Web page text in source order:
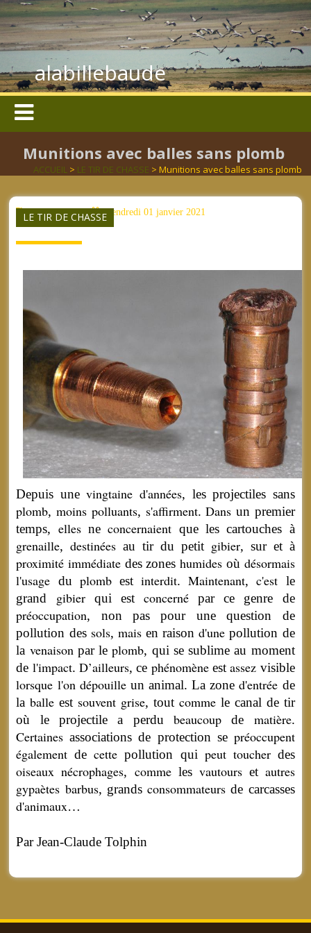
alabillebaude
Munitions avec balles sans plomb
ACCUEIL> LE TIR DE CHASSE > Munitions avec balles sans plomb
LE TIR DE CHASSE
aucun mot clé vendredi 01 janvier 2021
Depuis unevingtaine d'années, les projectiles sans
plomb,moins polluants, s'affirment.Dans un premier
temps, ellesneconcernaient que les cartouches à
grenaille,destinées au tir du petit gibier, sur et à
proximité immédiate des zoneshumides où désormais
l'usage du plombestinterdit.Maintenant,c'est le
grand gibierqui est concerné par ce genre de
préoccupation, non pas pour une question de
pollution des sols, maisen raisond'une pollution de
la venaisonpar leplomb, qui se sublime au moment
de l'impact.D’ailleurs, ce phénomèneestassez visible
lorsque l'on dépouilleun animal. La zoned'entrée de
laballe est souvent grise, tout commele canal de tir
où le projectile a perdu beaucoupde matière.
Certaines associations de protection se préoccupent
également decette pollution qui peut toucherdes
oiseaux nécrophages, commeles vautourset autres
gypaètes barbus, grandsconsommateurs de carcasses
d'animaux…
Par Jean-Claude Tolphin